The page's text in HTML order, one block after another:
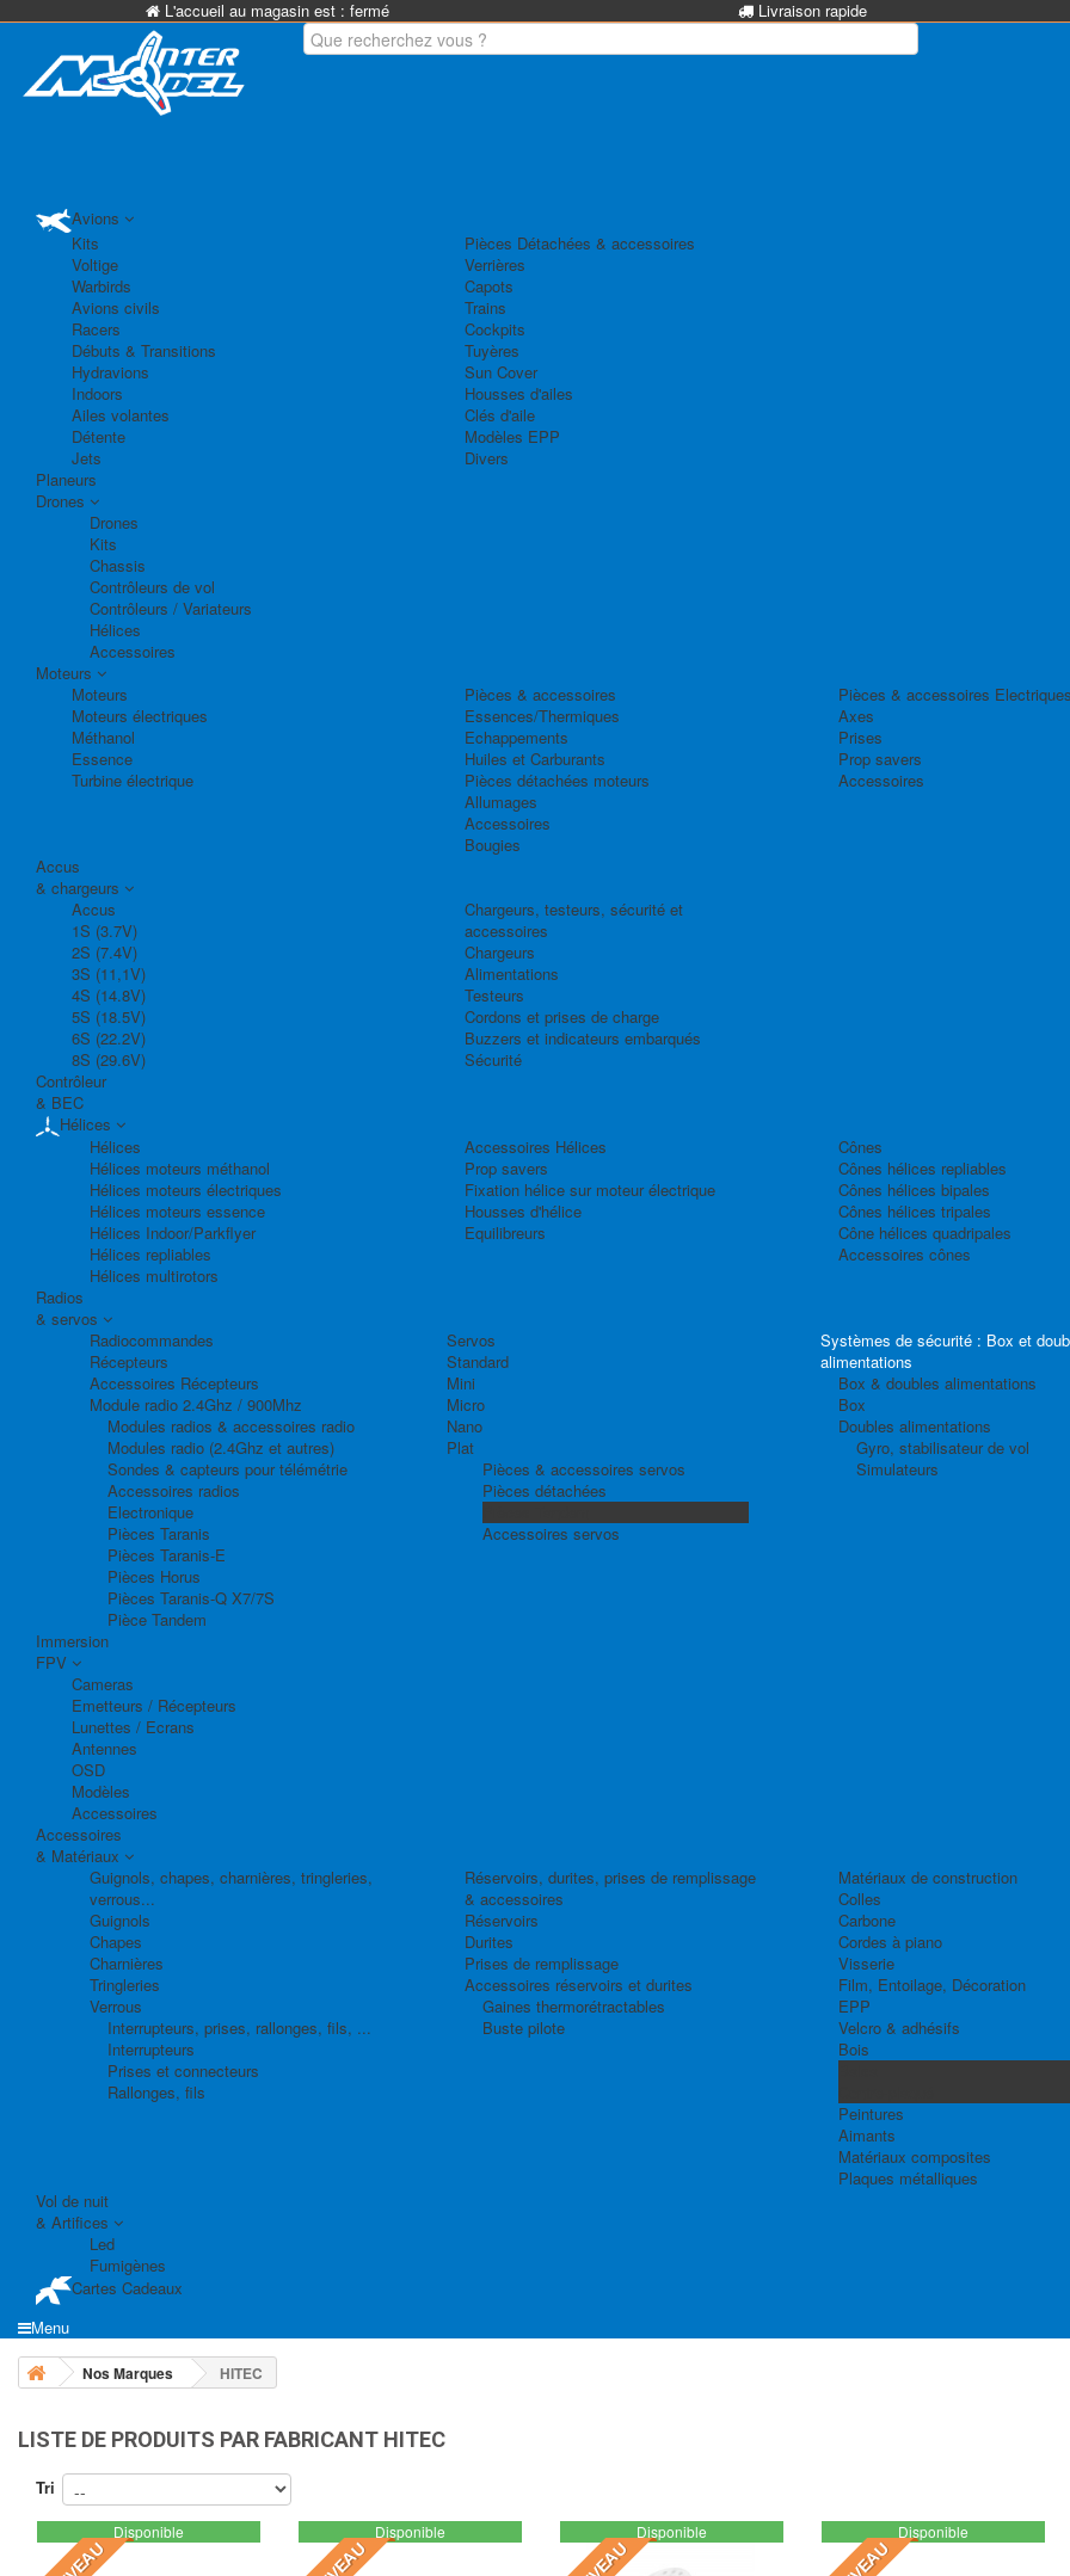
L'accueil au magasin est : fermé Livraison rapide
Avions
Kits
Voltige
Warbirds
Avions civils
Racers
Débuts & Transitions
Hydravions
Indoors
Ailes volantes
Détente
Jets
Pièces Détachées & accessoires
Verrières
Capots
Trains
Cockpits
Tuyères
Sun Cover
Housses d'ailes
Clés d'aile
Modèles EPP
Divers
Planeurs
Drones
Drones
Kits
Chassis
Contrôleurs de vol
Contrôleurs / Variateurs
Hélices
Accessoires
Moteurs
Moteurs
Moteurs électriques
Méthanol
Essence
Turbine électrique
Pièces & accessoires
Essences/Thermiques
Echappements
Huiles et Carburants
Pièces détachées moteurs
Allumages
Accessoires
Bougies
Pièces & accessoires
Axes
Prises
Prop savers
Accessoires
Accus
& chargeurs
Accus
1S (3.7V)
2S (7.4V)
3S (11,1V)
4S (14.8V)
5S (18.5V)
6S (22.2V)
8S (29.6V)
Chargeurs, testeurs, sécurité et
accessoires
Chargeurs
Alimentations
Testeurs
Cordons et prises de charge
Buzzers et indicateurs embarqués
Sécurité
Contrôleur
& BEC
Hélices
Hélices
Hélices moteurs méthanol
Hélices moteurs électriques
Hélices moteurs essence
Hélices Indoor/Parkflyer
Hélices repliables
Hélices multirotors
Accessoires Hélices
Prop savers
Fixation hélice sur moteur électrique
Housses d'hélice
Equilibreurs
Cônes
Cônes hélices repliables
Cônes hélices bipales
Cônes hélices tripales
Cône hélices quadripales
Accessoires cônes
Radios
& servos
Radiocommandes
Récepteurs
Accessoires Récepteurs
Module radio 2.4Ghz / 900Mhz
Modules radios & accessoires radio
Modules radio (2.4Ghz et autres)
Sondes & capteurs pour télémétrie
Accessoires radios
Electronique
Pièces Taranis
Pièces Taranis-E
Pièces Horus
Pièces Taranis-Q X7/7S
Pièce Tandem
Servos
Standard
Mini
Micro
Nano
Plat
Pièces & accessoires servos
Pièces détachées
Accessoires servos
Systèmes de sécurité : Box et
alimentations
Box & doubles alimentations
Box
Doubles alimentations
Gyro, stabilisateur de vol
Simulateurs
Immersion
FPV
Cameras
Emetteurs / Récepteurs
Lunettes / Ecrans
Antennes
OSD
Modèles
Accessoires
Accessoires
& Matériaux
Guignols, chapes, charnières, tringleries,
verrous...
Guignols
Chapes
Charnières
Tringleries
Verrous
Interrupteurs, prises, rallonges, fils, ...
Interrupteurs
Prises et connecteurs
Rallonges, fils
Réservoirs, durites, prises de remplissage
& accessoires
Réservoirs
Durites
Prises de remplissage
Accessoires réservoirs et durites
Gaines thermorétractables
Buste pilote
Matériaux de construction
Colles
Carbone
Cordes à piano
Visserie
Film, Entoilage, Décoration
EPP
Velcro & adhésifs
Bois
Peintures
Aimants
Matériaux composites
Plaques métalliques
Vol de nuit
& Artifices
Led
Fumigènes
Cartes Cadeaux
Menu
Nos Marques HITEC
LISTE DE PRODUITS PAR FABRICANT HITEC
Tri
Disponible Disponible Disponible Disponible